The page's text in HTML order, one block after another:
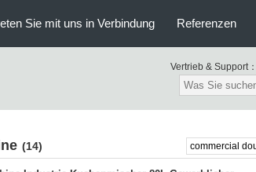
Sie mit uns in Verbindung Referenzen
Vertrieb & Support：
(14)